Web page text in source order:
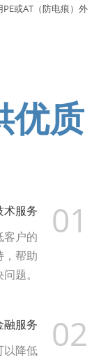
或AT（防电痕）外
优质
01
术服务
客户的
，帮助
题。
02
融服务
以降低